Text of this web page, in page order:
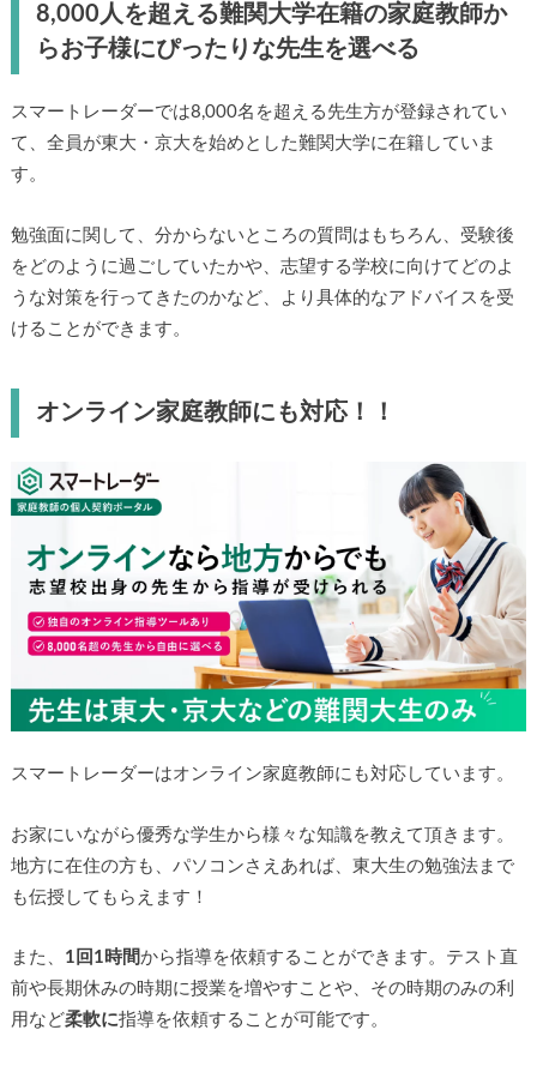
8,000人を超える難関大学在籍の家庭教師か
らお子様にぴったりな先生を選べる
スマートレーダーでは8,000名を超える先生方が登録されてい
て、全員が東大・京大を始めとした難関大学に在籍していま
す。
勉強面に関して、分からないところの質問はもちろん、受験後
をどのように過ごしていたかや、志望する学校に向けてどのよ
うな対策を行ってきたのかなど、より具体的なアドバイスを受
けることができます。
オンライン家庭教師にも対応！！
スマートレーダーはオンライン家庭教師にも対応しています。
お家にいながら優秀な学生から様々な知識を教えて頂きます。
地方に在住の方も、パソコンさえあれば、東大生の勉強法まで
も伝授してもらえます！
また、 1回1時間から指導を依頼することができます。テスト直
前や長期休みの時期に授業を増やすことや、その時期のみの利
用など柔軟に指導を依頼することが可能です。